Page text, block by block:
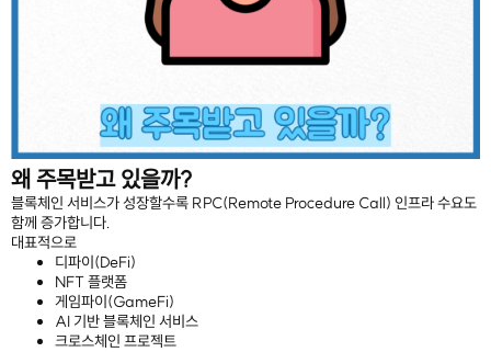
왜 주목받고 있을까?
블록체인 서비스가 성장할수록 RPC(Remote Procedure Call) 인프라 수요도
함께 증가합니다.
대표적으로
디파이(DeFi)
NFT 플랫폼
게임파이(GameFi)
AI 기반 블록체인 서비스
크로스체인 프로젝트